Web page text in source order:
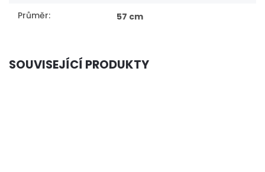
Průměr: 57 cm
SOUVISEJÍCÍ PRODUKTY